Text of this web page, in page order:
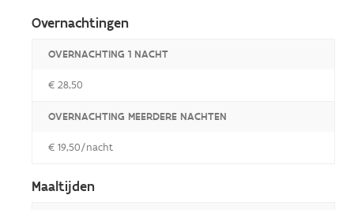
Overnachtingen
OVERNACHTING 1 NACHT
€ 28,50
OVERNACHTING MEERDERE NACHTEN
€ 19,50/nacht
Maaltijden